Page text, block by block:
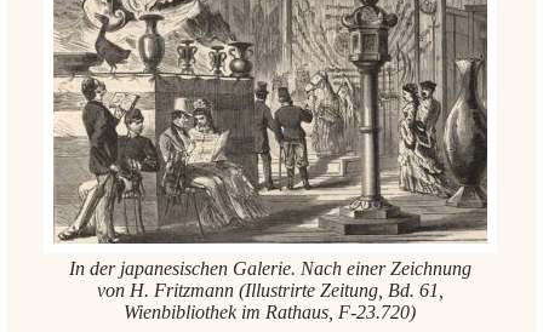
In der japanesischen Galerie. Nach einer Zeichnung
von H. Fritzmann (Illustrirte Zeitung, Bd. 61,
Wienbibliothek im Rathaus, F-23.720)